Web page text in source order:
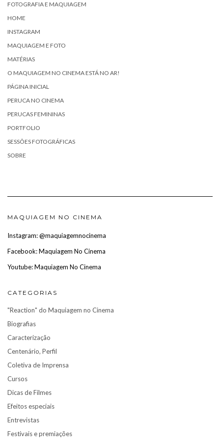
FOTOGRAFIA E MAQUIAGEM
HOME
INSTAGRAM
MAQUIAGEM E FOTO
MATÉRIAS
O MAQUIAGEM NO CINEMA ESTÁ NO AR!
PÁGINA INICIAL
PERUCA NO CINEMA
PERUCAS FEMININAS
PORTFOLIO
SESSÕES FOTOGRÁFICAS
SOBRE
MAQUIAGEM NO CINEMA
Instagram: @maquiagemnocinema
Facebook: Maquiagem No Cinema
Youtube: Maquiagem No Cinema
CATEGORIAS
"Reaction" do Maquiagem no Cinema
Biografias
Caracterização
Centenário, Perfil
Coletiva de Imprensa
Cursos
Dicas de Filmes
Efeitos especiais
Entrevistas
Festivais e premiações